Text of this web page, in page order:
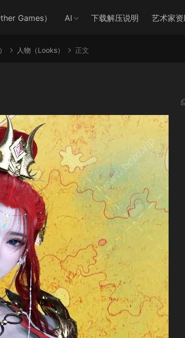
Games） AI 下载解压说明 艺术家
人物（Looks） 正文